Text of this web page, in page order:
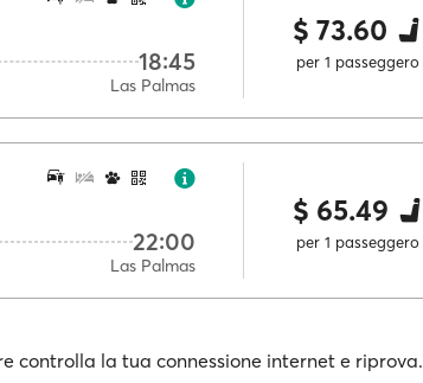
18:45
Las Palmas
$ 73.60
per 1 passeggero
22:00
Las Palmas
$ 65.49
per 1 passeggero
controlla la tua connessione internet e riprova.